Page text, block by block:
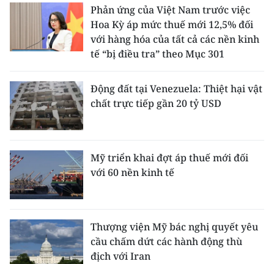
Phản ứng của Việt Nam trước việc
Hoa Kỳ áp mức thuế mới 12,5% đối
với hàng hóa của tất cả các nền kinh
tế “bị điều tra” theo Mục 301
Động đất tại Venezuela: Thiệt hại vật
chất trực tiếp gần 20 tỷ USD
Mỹ triển khai đợt áp thuế mới đối
với 60 nền kinh tế
Thượng viện Mỹ bác nghị quyết yêu
cầu chấm dứt các hành động thù
địch với Iran